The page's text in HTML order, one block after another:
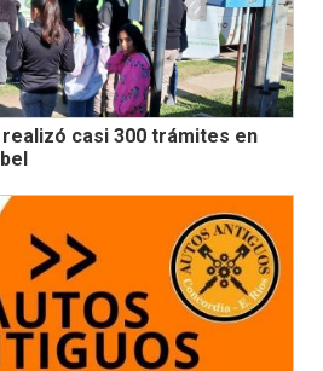
casi 300 trámites en